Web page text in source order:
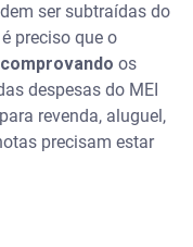
ser subtraídas do
preciso que o
os
despesas do MEI
revenda, aluguel,
precisam estar